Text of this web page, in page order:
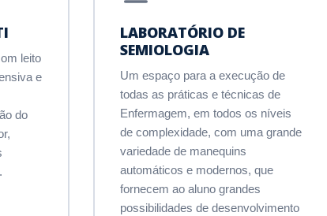
leito
e
do
LABORATÓRIO DE
SEMIOLOGIA
Um espaço para a execução de
todas as práticas e técnicas de
Enfermagem, em todos os níveis
de complexidade, com uma grande
variedade de manequins
automáticos e modernos, que
fornecem ao aluno grandes
possibilidades de desenvolvimento